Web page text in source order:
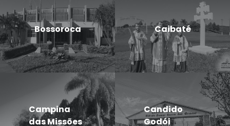
Bossoroca Caibaté
Campina
das Missões
Candido
Godói